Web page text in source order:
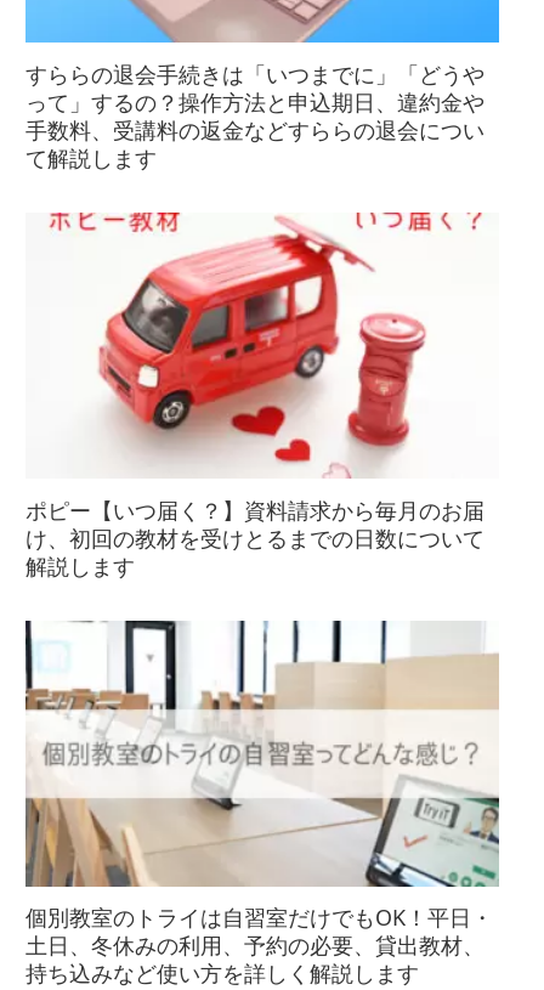
すららの退会手続きは「いつまでに」「どうや
って」するの？操作方法と申込期日、違約金や
手数料、受講料の返金などすららの退会につい
て解説します
ポピー【いつ届く？】資料請求から毎月のお届
け、初回の教材を受けとるまでの日数について
解説します
個別教室のトライは自習室だけでもOK！平日・
土日、冬休みの利用、予約の必要、貸出教材、
持ち込みなど使い方を詳しく解説します